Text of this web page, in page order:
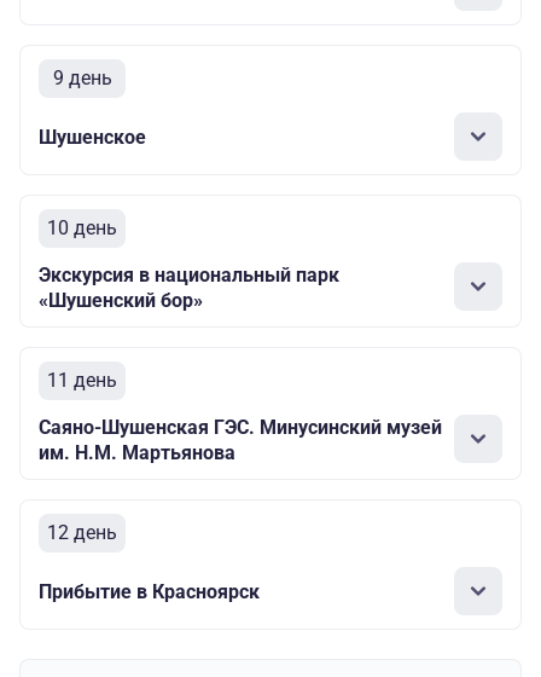
9 день
Шушенское
10 день
Экскурсия в национальный парк
«Шушенский бор»
11 день
Саяно-Шушенская ГЭС. Минусинский музей
им. Н.М. Мартьянова
12 день
Прибытие в Красноярск